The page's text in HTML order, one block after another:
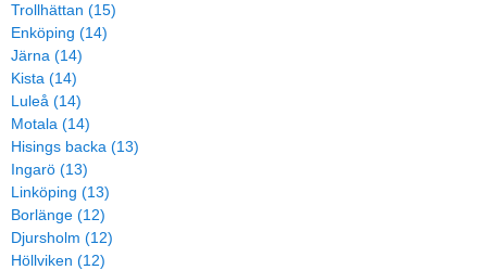
Trollhättan (15)
Enköping (14)
Järna (14)
Kista (14)
Luleå (14)
Motala (14)
Hisings backa (13)
Ingarö (13)
Linköping (13)
Borlänge (12)
Djursholm (12)
Höllviken (12)